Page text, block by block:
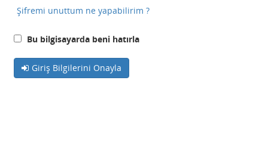
Şifremi unuttum ne yapabilirim ?
Bu bilgisayarda beni hatırla
Giriş Bilgilerini Onayla